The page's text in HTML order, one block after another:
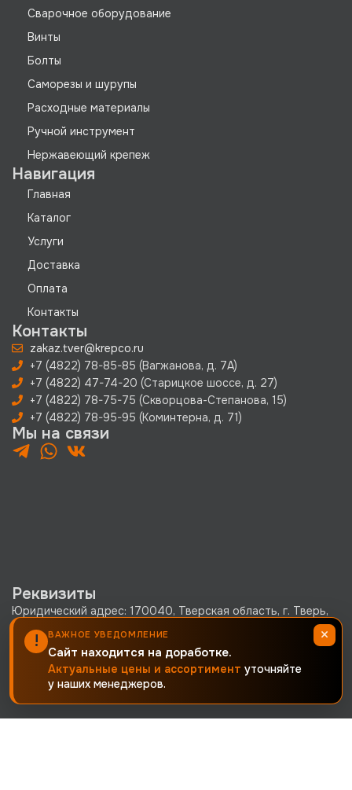
Сварочное оборудование
Винты
Болты
Саморезы и шурупы
Расходные материалы
Ручной инструмент
Нержавеющий крепеж
Навигация
Главная
Каталог
Услуги
Доставка
Оплата
Контакты
Контакты
zakaz.tver@krepco.ru
+7 (4822) 78-85-85 (Вагжанова, д. 7А)
+7 (4822) 47-74-20 (Старицкое шоссе, д. 27)
+7 (4822) 78-75-75 (Скворцова-Степанова, 15)
+7 (4822) 78-95-95 (Коминтерна, д. 71)
Мы на связи
Реквизиты
Юридический адрес: 170040, Тверская область, г. Тверь,
Старицкое шоссе, д. 23, стр. 2, офис 1
ООО «КРЕПКО.РУ» ОГРН 1256900002380 · ИНН
6900019171 · КПП 690001001
Политика конфиденциальности
! ВАЖНОЕ УВЕДОМЛЕНИЕ
Сайт находится на доработке.
Актуальные цены и ассортимент уточняйте
у наших менеджеров.
×